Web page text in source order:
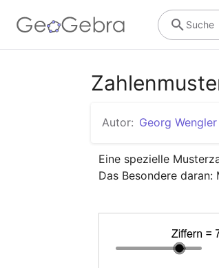
Suche
Autor: Georg Wengler
Eine spezielle
Das Besondere